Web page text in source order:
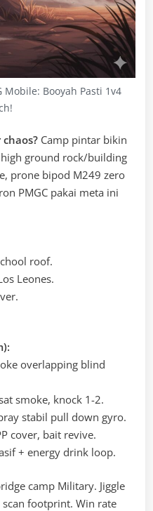
Mobile: Booyah Pasti 1v4
Camp pintar bikin
ground rock/building
prone bipod M249 zero
PMGC pakai meta ini
roof.
Leones.
overlapping blind
smoke, knock 1-2.
stabil pull down gyro.
cover, bait revive.
+ energy drink loop.
camp Military. Jiggle
footprint. Win rate